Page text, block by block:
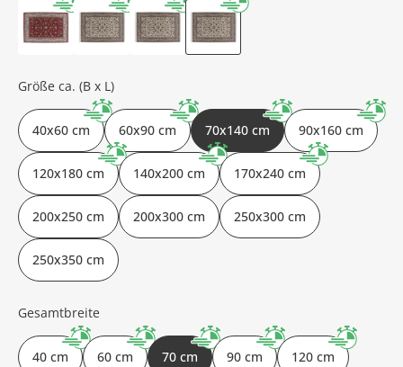
Größe ca. (B x L)
40x60 cm 60x90 cm 70x140 cm 90x160 cm
120x180 cm 140x200 cm 170x240 cm
200x250 cm 200x300 cm 250x300 cm
250x350 cm
Gesamtbreite
40 cm 60 cm 70 cm 90 cm 120 cm